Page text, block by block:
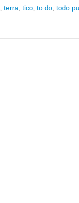
terra tico to do todo